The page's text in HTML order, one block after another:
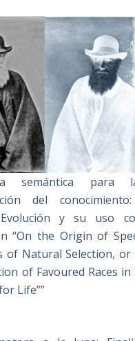
semántica para
del
y su uso
“On the Origin of
of Natural Selection, or
of Favoured Races in
Life””